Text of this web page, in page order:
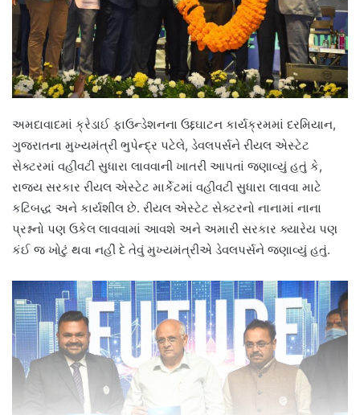
અમદાવાદમાં ક્રેડાઈ ફાઉન્ડેશનના ઉદ્દઘાટન કાર્યક્રમમાં દરમિયાન,
ગુજરાતના મુખ્યમંત્રી ભુપેન્દ્ર પટેલે, ડેવલપર્સને રીયલ એસ્ટેટ
સેક્ટરમાં વહીવટી સુધારા લાવવાની ખાતરી આપતાં જણાવ્યું હતું કે,
રાજ્ય સરકાર રીયલ એસ્ટેટ માર્કેટમાં વહીવટી સુધારા લાવવા માટે
કટિબદ્ધ અને કાર્યશીલ છે. રીયલ એસ્ટેટ સેક્ટરનો નાનામાં નાના
પ્રશ્નનો પણ ઉકેલ લાવવામાં આવશે અને અમારી સરકાર ક્યારેય પણ
કંઈ જ ખોટું થવા નહીં દે તેવું મુખ્યમંત્રીએ ડેવલપર્સને જણાવ્યું હતું.